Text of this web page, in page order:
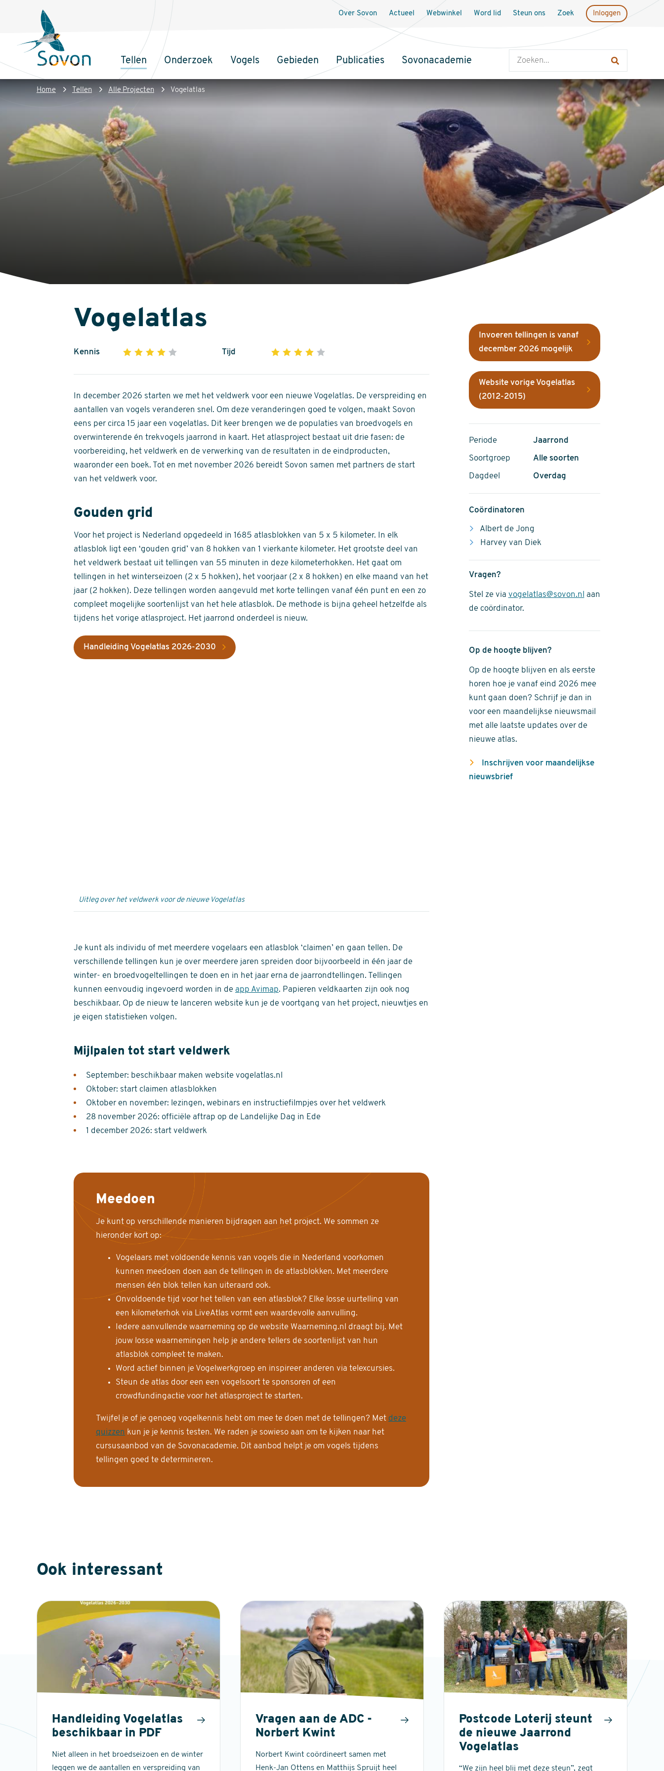
inhoud
Sovon
Homepage
Hoofdnavigatie
Tellen Onderzoek Vogels Gebieden Publicaties Sovonacademie
Over Sovon Actueel Webwinkel Word lid Steun ons Zoek Inloggen
Kruimelpad
Home Tellen Alle Projecten Vogelatlas
Vogelatlas
Kennis 1 2 3 4
of
5
stars
Tijd 1 2 3 4
of
5
stars
In december 2026 starten we met het veldwerk voor een nieuwe Vogelatlas. De verspreiding en
aantallen van vogels veranderen snel. Om deze veranderingen goed te volgen, maakt Sovon
eens per circa 15 jaar een vogelatlas. Dit keer brengen we de populaties van broedvogels en
overwinterende én trekvogels jaarrond in kaart. Het atlasproject bestaat uit drie fasen: de
voorbereiding, het veldwerk en de verwerking van de resultaten in de eindproducten,
waaronder een boek. Tot en met november 2026 bereidt Sovon samen met partners de start
van het veldwerk voor.
Gouden grid
Voor het project is Nederland opgedeeld in 1685 atlasblokken van 5 x 5 kilometer. In elk
atlasblok ligt een ‘gouden grid’ van 8 hokken van 1 vierkante kilometer. Het grootste deel van
het veldwerk bestaat uit tellingen van 55 minuten in deze kilometerhokken. Het gaat om
tellingen in het winterseizoen (2 x 5 hokken), het voorjaar (2 x 8 hokken) en elke maand van het
jaar (2 hokken). Deze tellingen worden aangevuld met korte tellingen vanaf één punt en een zo
compleet mogelijke soortenlijst van het hele atlasblok. De methode is bijna geheel hetzelfde als
tijdens het vorige atlasproject. Het jaarrond onderdeel is nieuw.
Handleiding Vogelatlas 2026-2030
Uitleg over het veldwerk voor de nieuwe Vogelatlas
Je kunt als individu of met meerdere vogelaars een atlasblok ‘claimen’ en gaan tellen. De
verschillende tellingen kun je over meerdere jaren spreiden door bijvoorbeeld in één jaar de
winter- en broedvogeltellingen te doen en in het jaar erna de jaarrondtellingen. Tellingen
kunnen eenvoudig ingevoerd worden in de app Avimap. Papieren veldkaarten zijn ook nog
beschikbaar. Op de nieuw te lanceren website kun je de voortgang van het project, nieuwtjes en
je eigen statistieken volgen.
Mijlpalen tot start veldwerk
September: beschikbaar maken website vogelatlas.nl
Oktober: start claimen atlasblokken
Oktober en november: lezingen, webinars en instructiefilmpjes over het veldwerk
28 november 2026: officiële aftrap op de Landelijke Dag in Ede
1 december 2026: start veldwerk
Meedoen
Je kunt op verschillende manieren bijdragen aan het project. We sommen ze
hieronder kort op:
Vogelaars met voldoende kennis van vogels die in Nederland voorkomen
kunnen meedoen doen aan de tellingen in de atlasblokken. Met meerdere
mensen één blok tellen kan uiteraard ook.
Onvoldoende tijd voor het tellen van een atlasblok? Elke losse uurtelling van
een kilometerhok via LiveAtlas vormt een waardevolle aanvulling.
Iedere aanvullende waarneming op de website Waarneming.nl draagt bij. Met
jouw losse waarnemingen help je andere tellers de soortenlijst van hun
atlasblok compleet te maken.
Word actief binnen je Vogelwerkgroep en inspireer anderen via telexcursies.
Steun de atlas door een een vogelsoort te sponsoren of een
crowdfundingactie voor het atlasproject te starten.
Twijfel je of je genoeg vogelkennis hebt om mee te doen met de tellingen? Met deze
quizzen kun je je kennis testen. We raden je sowieso aan om te kijken naar het
cursusaanbod van de Sovonacademie. Dit aanbod helpt je om vogels tijdens
tellingen goed te determineren.
Invoeren tellingen is vanaf
december 2026 mogelijk
Website vorige Vogelatlas
(2012-2015)
Periode Jaarrond
Soortgroep Alle soorten
Dagdeel Overdag
Coördinatoren
Albert de Jong
Harvey van Diek
Vragen?
Stel ze via vogelatlas@sovon.nl
aan
de coördinator.
Op de hoogte blijven?
Op de hoogte blijven en als eerste
horen hoe je vanaf eind 2026 mee
kunt gaan doen? Schrijf je dan in
voor een maandelijkse nieuwsmail
met alle laatste updates over de
nieuwe atlas.
Inschrijven voor maandelijkse
nieuwsbrief
Ook interessant
Handleiding Vogelatlas
beschikbaar in PDF
Niet alleen in het broedseizoen en de winter
leggen we de aantallen en verspreiding van
Vragen aan de ADC -
Norbert Kwint
Norbert Kwint coördineert samen met
Henk-Jan Ottens en Matthijs Spruijt heel
Postcode Loterij steunt
de nieuwe Jaarrond
Vogelatlas
“We zijn heel blij met deze steun”, zegt